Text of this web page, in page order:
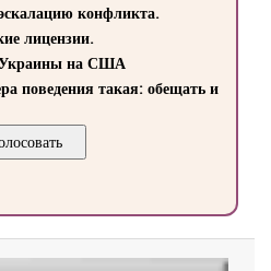
конфликта.
лицензии.
Украины на США
поведения такая: обещать и